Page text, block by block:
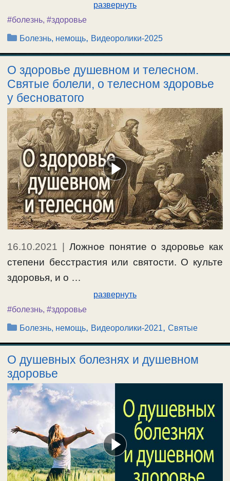
развернуть
#болезнь, #здоровье
Рубрики
Болезнь, немощь, Видеоролики-2025
О здоровье душевном и телесном.
Святые болели, о телесном здоровье
у бесноватого
16.10.2021 | Ложное понятие о здоровье как
степени бесстрастия или святости. О культе
здоровья, и о …
развернуть
#болезнь, #здоровье
Рубрики
Болезнь, немощь, Видеоролики-2021,Святые
О душевных болезнях и душевном
здоровье